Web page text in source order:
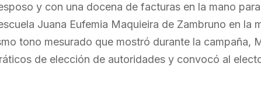
y con una docena de facturas en la mano
Juana Eufemia Maquieira de Zambruno en la
tono mesurado que mostró durante la campaña,
de elección de autoridades y convocó al